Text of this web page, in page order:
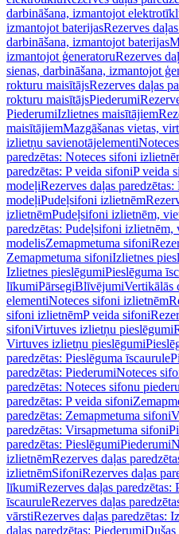
darbināšana, izmantojot
izmantojot baterijasRezerves
darbināšana, izmantojot baterijas
izmantojot ģeneratoruRezerves
sienas, darbināšana, izmantojot
rokturu maisītājsRezerves daļas
rokturu maisītājsPiederumi
PiederumiIzlietnes maisītājiem
maisītājiemMazgāšanas vietas,
izlietņu savienotājelementi
paredzētas: Noteces sifoni
paredzētas: P veida sifoniP veida
modeļiRezerves daļas
modeļiPudeļsifoni izlietnēm
izlietnēmPudeļsifoni izlietnēm,
paredzētas: Pudeļsifoni izlietnēm,
modelisZemapmetuma sifoni
Zemapmetuma sifoniIzlietnes
Izlietnes pieslēgumiPieslēguma
līkumiPārsegiBlīvējumiVertikālās
elementiNoteces sifoni izlietnēm
sifoni izlietnēmP veida sifoni
sifoniVirtuves izlietņu pieslēgumi
Virtuves izlietņu pieslēgumi
paredzētas: Pieslēguma īscaurule
paredzētas: PiederumiNoteces
paredzētas: Noteces sifonu
paredzētas: P veida sifoni
paredzētas: Zemapmetuma sifoni
paredzētas: Virsapmetuma sifoni
paredzētas: PieslēgumiPiederumi
izlietnēmRezerves daļas
izlietnēmSifoniRezerves daļas
līkumiRezerves daļas paredzētas:
īscauruleRezerves daļas
vārstiRezerves daļas paredzētas:
daļas paredzētas: PiederumiDušas